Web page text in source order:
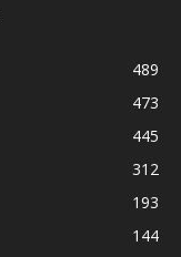
489
473
445
312
193
144